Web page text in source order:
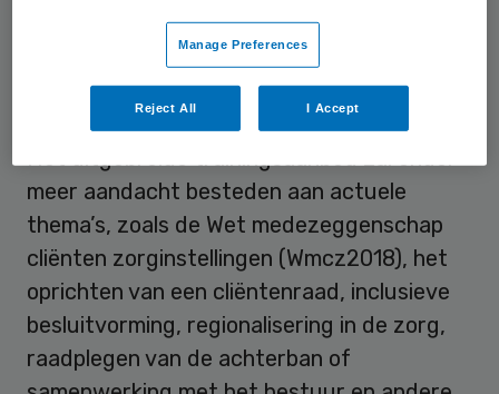
organisatiebelangen.
Cliëntenraden voorbereiden
meer aandacht besteden aan actuele
thema’s, zoals de Wet medezeggenschap
cliënten zorginstellingen (Wmcz2018), het
oprichten van een cliëntenraad, inclusieve
besluitvorming, regionalisering in de zorg,
raadplegen van de achterban of
Manage Preferences
Reject All I Accept